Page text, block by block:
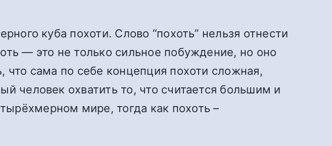
куба похоти. Слово “похоть” нельзя отнести
— это не только сильное побуждение, но оно
что сама по себе концепция похоти сложная,
человек охватить то, что считается большим и
мире, тогда как похоть –